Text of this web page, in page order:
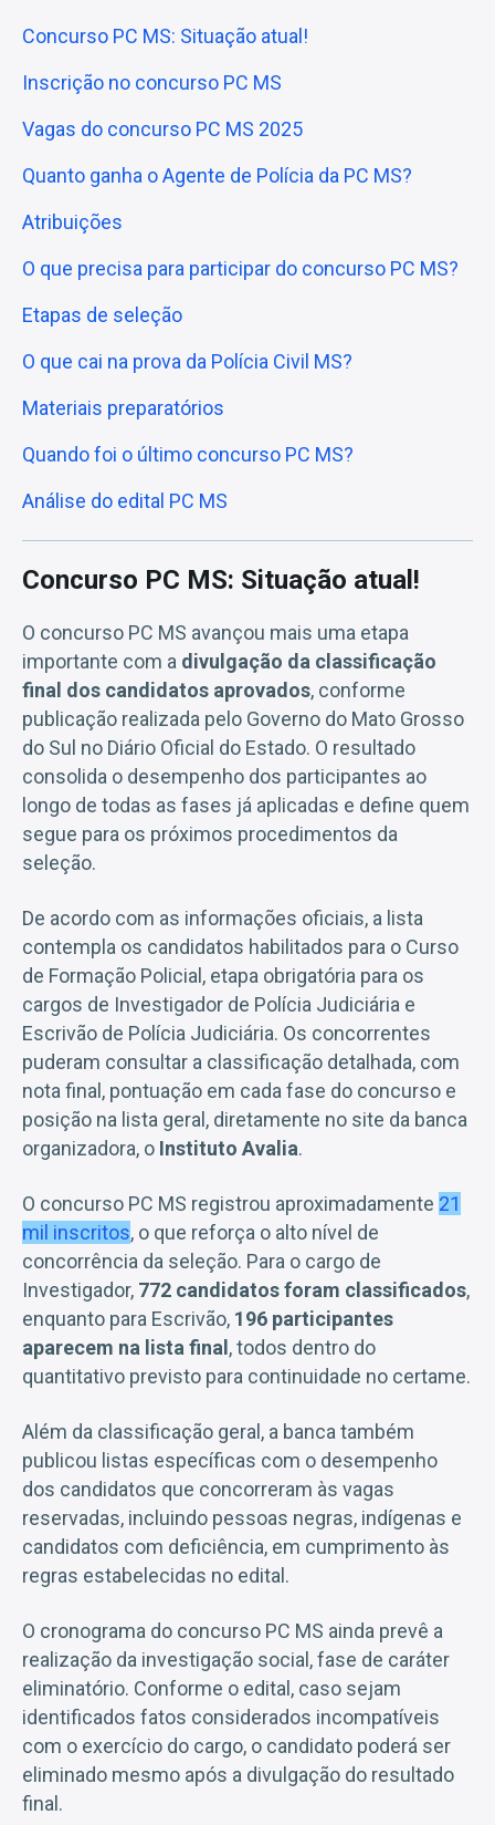
Concurso PC MS: Situação atual!
Inscrição no concurso PC MS
Vagas do concurso PC MS 2025
Quanto ganha o Agente de Polícia da PC MS?
Atribuições
O que precisa para participar do concurso PC MS?
Etapas de seleção
O que cai na prova da Polícia Civil MS?
Materiais preparatórios
Quando foi o último concurso PC MS?
Análise do edital PC MS
Concurso PC MS: Situação atual!
O concurso PC MS avançou mais uma etapa
importante com a divulgação da classificação
final dos candidatos aprovados, conforme
publicação realizada pelo Governo do Mato Grosso
do Sul no Diário Oficial do Estado. O resultado
consolida o desempenho dos participantes ao
longo de todas as fases já aplicadas e define quem
segue para os próximos procedimentos da
seleção.
De acordo com as informações oficiais, a lista
contempla os candidatos habilitados para o Curso
de Formação Policial, etapa obrigatória para os
cargos de Investigador de Polícia Judiciária e
Escrivão de Polícia Judiciária. Os concorrentes
puderam consultar a classificação detalhada, com
nota final, pontuação em cada fase do concurso e
posição na lista geral, diretamente no site da banca
organizadora, o Instituto Avalia.
O concurso PC MS registrou aproximadamente 21
mil inscritos, o que reforça o alto nível de
concorrência da seleção. Para o cargo de
Investigador, 772 candidatos foram classificados,
enquanto para Escrivão, 196 participantes
aparecem na lista final , todos dentro do
quantitativo previsto para continuidade no certame.
Além da classificação geral, a banca também
publicou listas específicas com o desempenho
dos candidatos que concorreram às vagas
reservadas, incluindo pessoas negras, indígenas e
candidatos com deficiência, em cumprimento às
regras estabelecidas no edital.
O cronograma do concurso PC MS ainda prevê a
realização da investigação social, fase de caráter
eliminatório. Conforme o edital, caso sejam
identificados fatos considerados incompatíveis
com o exercício do cargo, o candidato poderá ser
eliminado mesmo após a divulgação do resultado
final.